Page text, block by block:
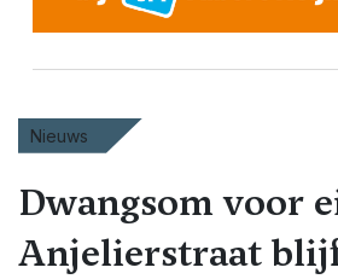
Nieuws
Dwangsom voor
Anjelierstraat